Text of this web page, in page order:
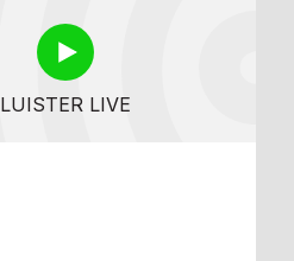
LUISTER LIVE